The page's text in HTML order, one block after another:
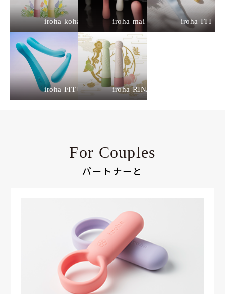
iroha koharu iroha mai iroha FIT
iroha FIT+ iroha RIN/RIN+
For Couples
パートナーと